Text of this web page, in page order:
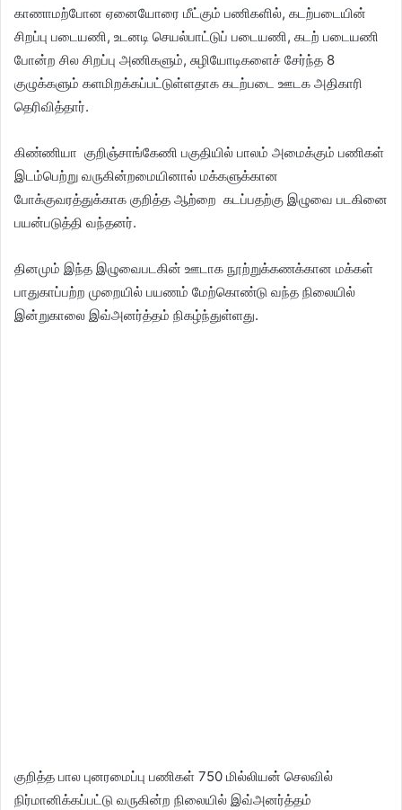
காணாமற்போன ஏனையோரை மீட்கும் பணிகளில், கடற்படையின்
சிறப்பு படையணி, உடனடி செயல்பாட்டுப் படையணி, கடற் படையணி
போன்ற சில சிறப்பு அணிகளும், சுழியோடிகளைச் சேர்ந்த 8
குழுக்களும் களமிறக்கப்பட்டுள்ளதாக கடற்படை ஊடக அதிகாரி
தெரிவித்தார்.
கிண்ணியா குறிஞ்சாங்கேணி பகுதியில் பாலம் அமைக்கும் பணிகள்
இடம்பெற்று வருகின்றமையினால் மக்களுக்கான
போக்குவரத்துக்காக குறித்த ஆற்றை கடப்பதற்கு இழுவை படகினை
பயன்படுத்தி வந்தனர்.
தினமும் இந்த இழுவைபடகின் ஊடாக நூற்றுக்கணக்கான மக்கள்
பாதுகாப்பற்ற முறையில் பயணம் மேற்கொண்டு வந்த நிலையில்
இன்றுகாலை இவ்அனர்த்தம் நிகழ்ந்துள்ளது.
குறித்த பால புனரமைப்பு பணிகள் 750 மில்லியன் செலவில்
நிர்மானிக்கப்பட்டு வருகின்ற நிலையில் இவ்அனர்த்தம்